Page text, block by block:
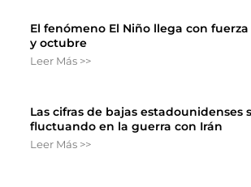
El fenómeno El Niño llega con
y octubre
Leer Más >>
Las cifras de bajas estadounidenses
fluctuando en la guerra con Irán
Leer Más >>